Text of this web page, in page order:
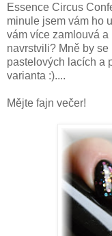
Essence Circus
minule jsem vám ho
vám více zamlouvá
navrstvili? Mně by
pastelových lacích a
varianta :)....
Mějte fajn večer!